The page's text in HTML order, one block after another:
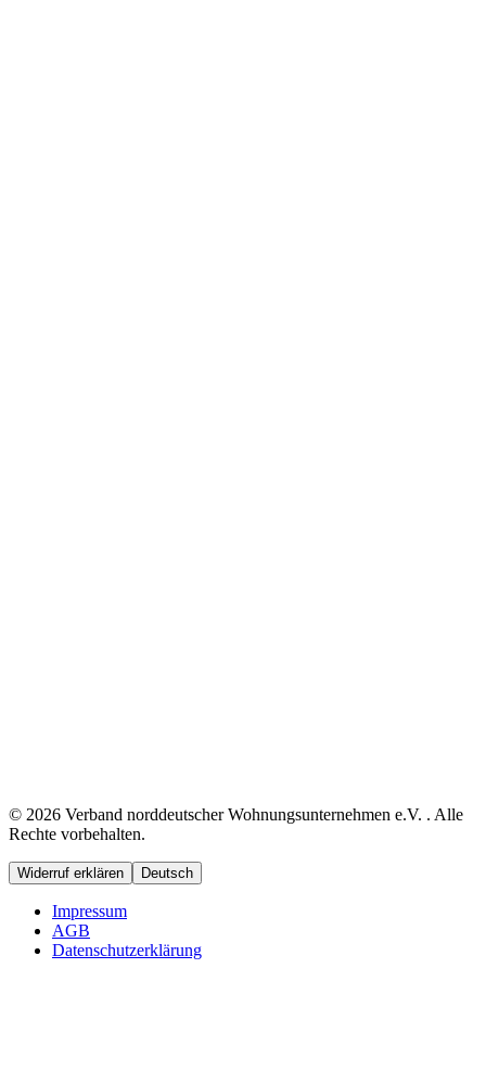
© 2026 Verband norddeutscher Wohnungsunternehmen e.V. . Alle
Rechte vorbehalten.
Widerruf erklären Deutsch
Impressum
AGB
Datenschutzerklärung